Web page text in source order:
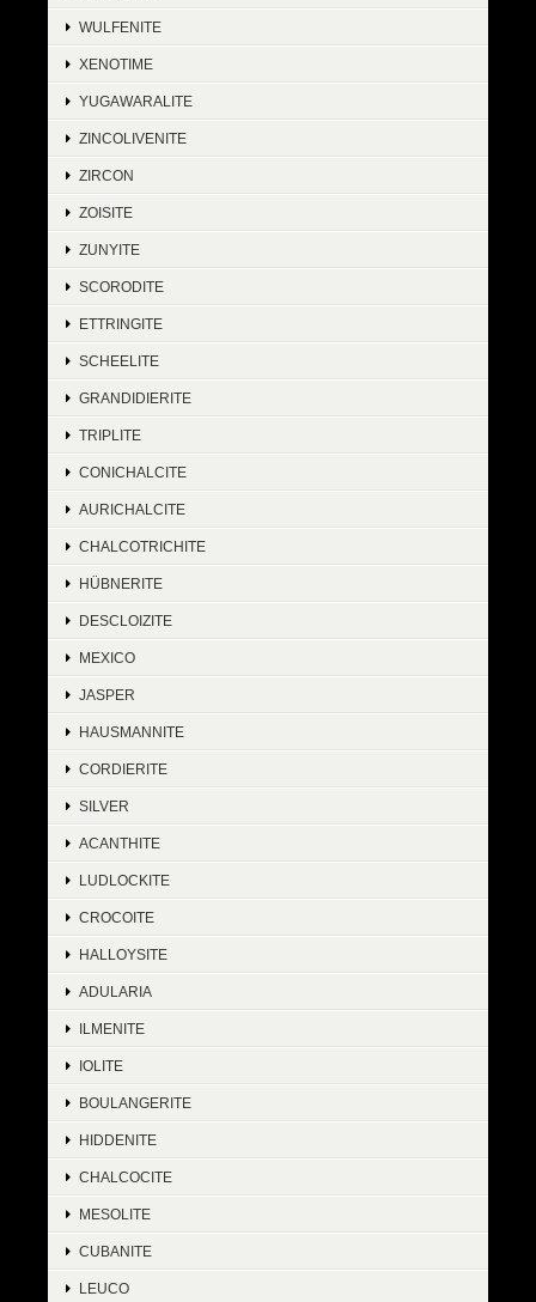
WULFENITE
XENOTIME
YUGAWARALITE
ZINCOLIVENITE
ZIRCON
ZOISITE
ZUNYITE
SCORODITE
ETTRINGITE
SCHEELITE
GRANDIDIERITE
TRIPLITE
CONICHALCITE
AURICHALCITE
CHALCOTRICHITE
HÜBNERITE
DESCLOIZITE
MEXICO
JASPER
HAUSMANNITE
CORDIERITE
SILVER
ACANTHITE
LUDLOCKITE
CROCOITE
HALLOYSITE
ADULARIA
ILMENITE
IOLITE
BOULANGERITE
HIDDENITE
CHALCOCITE
MESOLITE
CUBANITE
LEUCO